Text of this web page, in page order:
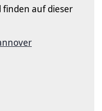
finden auf dieser